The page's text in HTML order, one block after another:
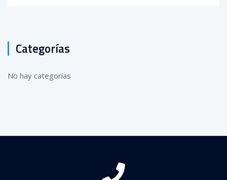
Categorías
No hay categorías